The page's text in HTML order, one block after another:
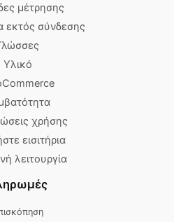
μέτρησης
εκτός σύνδεσης
Υλικό
χρήσης
εισιτήρια
λειτουργία